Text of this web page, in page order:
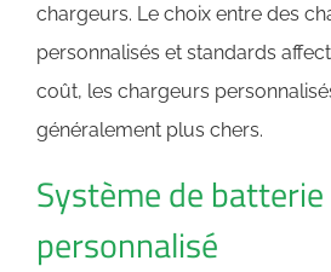
chargeurs. Le choix entre des
personnalisés et standards
coût, les chargeurs
généralement plus chers.
Système de batterie
personnalisé